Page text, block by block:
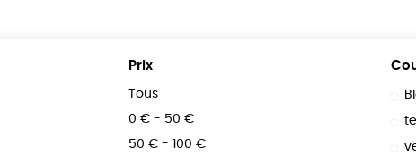
Prix
Tous
0 € - 50 €
50 € - 100 €